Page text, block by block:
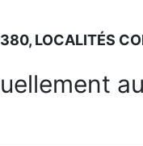
LOCALITÉS